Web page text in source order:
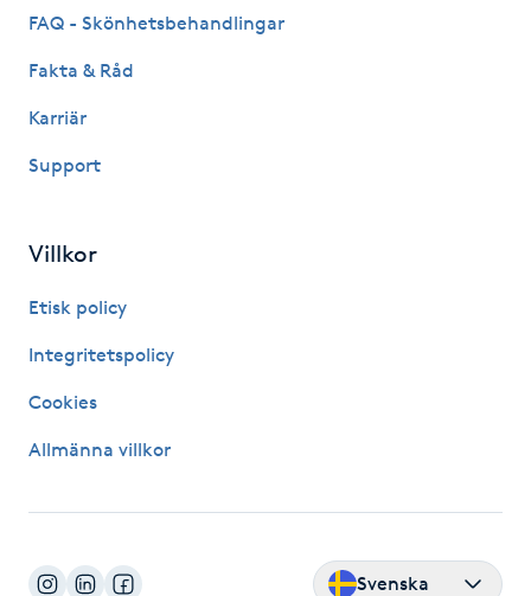
Hypnos
Hårborttagning
Hälsa
Hälsprickor
IPL
FAQ - Skönhetsbehandlingar
Fakta & Råd
Karriär
Support
Villkor
Etisk policy
Integritetspolicy
Cookies
Allmänna villkor
Svenska